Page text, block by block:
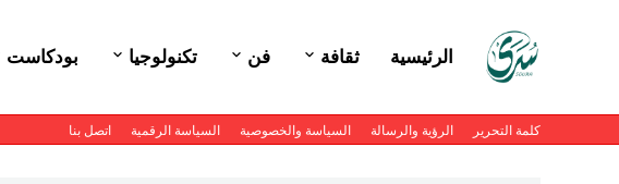
الرئيسية ثقافة فن تكنولوجيا بودكاست
كلمة التحرير الرؤية والرسالة السياسة والخصوصية السياسة الرقمية اتصل بنا